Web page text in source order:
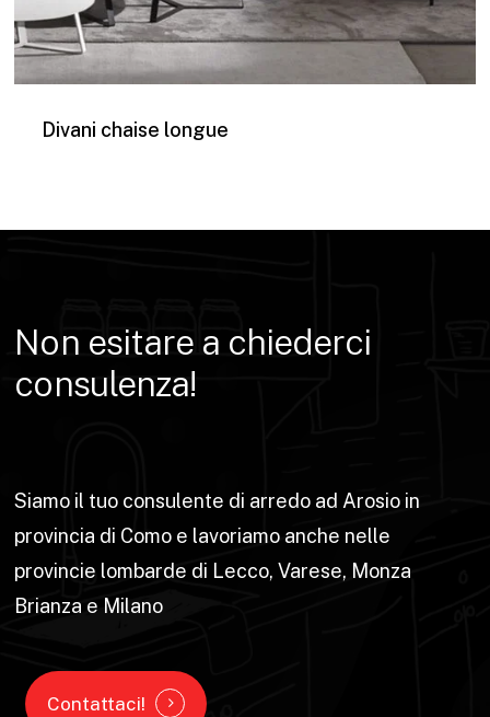
Divani chaise longue
Non esitare a chiederci
consulenza!
Siamo il tuo consulente di arredo ad Arosio in
provincia di Como e lavoriamo anche nelle
provincie lombarde di Lecco, Varese, Monza
Brianza e Milano
Contattaci!